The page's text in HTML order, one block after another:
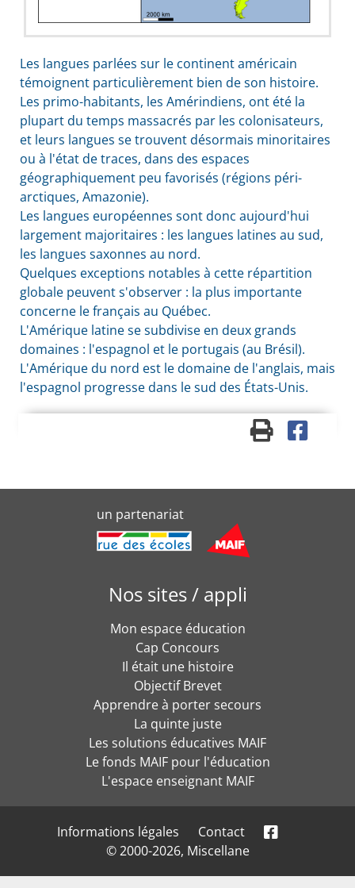
Les langues parlées sur le continent américain
témoignent particulièrement bien de son histoire.
Les primo-habitants, les Amérindiens, ont été la
plupart du temps massacrés par les colonisateurs,
et leurs langues se trouvent désormais minoritaires
ou à l'état de traces, dans des espaces
géographiquement peu favorisés (régions péri-
arctiques, Amazonie).
Les langues européennes sont donc aujourd'hui
largement majoritaires : les langues latines au sud,
les langues saxonnes au nord.
Quelques exceptions notables à cette répartition
globale peuvent s'observer : la plus importante
concerne le français au Québec.
L'Amérique latine se subdivise en deux grands
domaines : l'espagnol et le portugais (au Brésil).
L'Amérique du nord est le domaine de l'anglais, mais
l'espagnol progresse dans le sud des États-Unis.
un partenariat
Nos sites / appli
Mon espace éducation
Cap Concours
Il était une histoire
Objectif Brevet
Apprendre à porter secours
La quinte juste
Les solutions éducatives MAIF
Le fonds MAIF pour l'éducation
L'espace enseignant MAIF
Informations légales
Contact
© 2000-2026, Miscellane